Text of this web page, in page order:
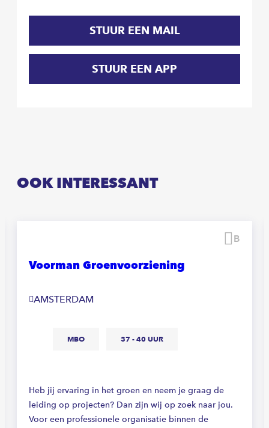
STUUR EEN MAIL
STUUR EEN APP
OOK INTERESSANT
Voorman Groenvoorziening
AMSTERDAM
MBO 37 - 40 UUR
Heb jij ervaring in het groen en neem je graag de
leiding op projecten? Dan zijn wij op zoek naar jou.
Voor een professionele organisatie binnen de